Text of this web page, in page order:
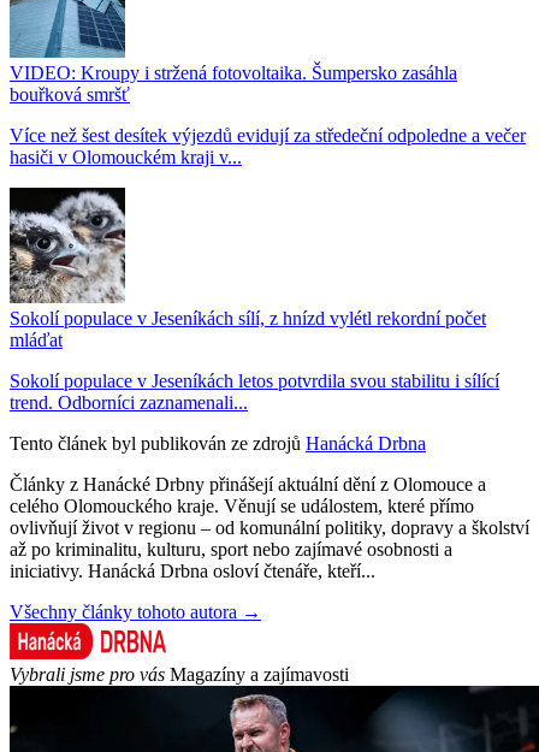
VIDEO: Kroupy i stržená fotovoltaika. Šumpersko zasáhla
bouřková smršť
Více než šest desítek výjezdů evidují za středeční odpoledne a večer
hasiči v Olomouckém kraji v...
Sokolí populace v Jeseníkách sílí, z hnízd vylétl rekordní počet
mláďat
Sokolí populace v Jeseníkách letos potvrdila svou stabilitu i sílící
trend. Odborníci zaznamenali...
Tento článek byl publikován ze zdrojů Hanácká Drbna
Články z Hanácké Drbny přinášejí aktuální dění z Olomouce a
celého Olomouckého kraje. Věnují se událostem, které přímo
ovlivňují život v regionu – od komunální politiky, dopravy a školství
až po kriminalitu, kulturu, sport nebo zajímavé osobnosti a
iniciativy. Hanácká Drbna osloví čtenáře, kteří...
Všechny články tohoto autora →
Vybrali jsme pro vás Magazíny a zajímavosti